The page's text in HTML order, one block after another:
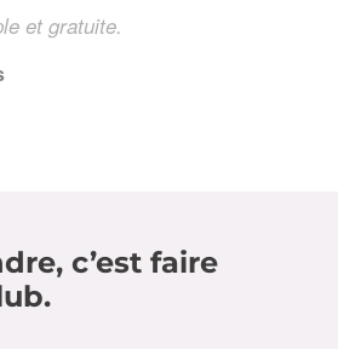
et gratuite.
c’est faire